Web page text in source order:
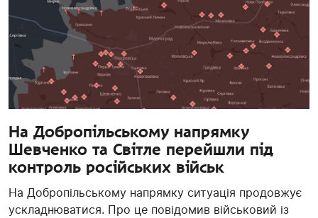
На Добропільському напрямку
Шевченко та Світле перейшли під
контроль російських військ
На Добропільському напрямку ситуація продовжує
ускладнюватися. Про це повідомив військовий із